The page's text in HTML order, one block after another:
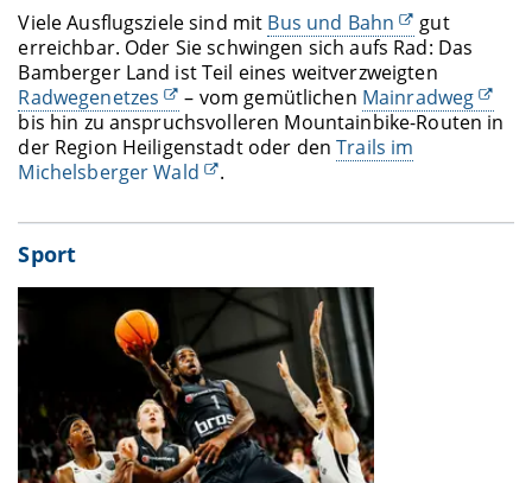
Viele Ausflugsziele sind mit Bus und Bahn
gut
erreichbar. Oder Sie schwingen sich aufs Rad: Das
Bamberger Land ist Teil eines weitverzweigten
Radwegenetzes
– vom gemütlichen Mainradweg
bis hin zu anspruchsvolleren Mountainbike-Routen in
der Region Heiligenstadt oder denTrails im
Michelsberger Wald
.
Sport